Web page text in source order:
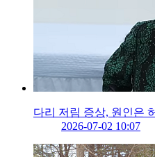
다리 저림 증상, 원인은
2026-07-02 10:07